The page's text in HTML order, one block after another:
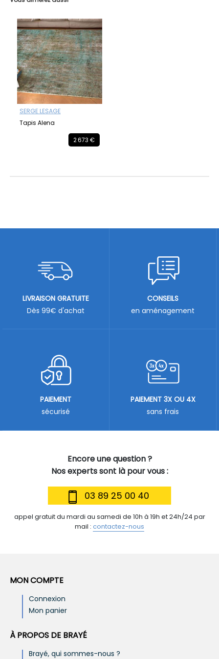
SERGE LESAGE
Tapis Alena
2 673 €
Encore une question ?
Nos experts sont là pour vous :
03 89 25 00 40
appel gratuit du mardi au samedi de 10h à 19h et 24h/24 par
mail : contactez-nous
LIVRAISON GRATUITE
Dès 99€ d'achat
CONSEILS
en aménagement
PAIEMENT
sécurisé
PAIEMENT 3X OU 4X
sans frais
MON COMPTE
Connexion
Mon panier
À PROPOS DE BRAYÉ
Brayé, qui sommes-nous ?